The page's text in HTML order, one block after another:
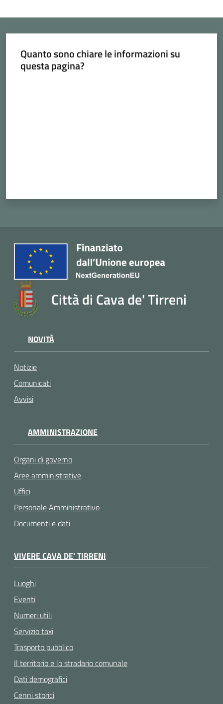
Quanto sono chiare le informazioni su
questa pagina?
Città di Cava de' Tirreni
NOVITÀ
Notizie
Comunicati
Avvisi
AMMINISTRAZIONE
Organi di governo
Aree amministrative
Uffici
Personale Amministrativo
Documenti e dati
VIVERE CAVA DE' TIRRENI
Luoghi
Eventi
Numeri utili
Servizio taxi
Trasporto pubblico
Il territorio e lo stradario comunale
Dati demografici
Cenni storici